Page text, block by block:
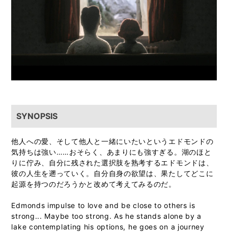
SYNOPSIS
他人への愛、そして他人と一緒にいたいというエドモンドの
気持ちは強い……おそらく、あまりにも強すぎる。湖のほと
りに佇み、自分に残された選択肢を熟考するエドモンドは、
彼の人生を遡っていく。自分自身の欲望は、果たしてどこに
起源を持つのだろうかと改めて考えてみるのだ。
Edmonds impulse to love and be close to others is
strong... Maybe too strong. As he stands alone by a
lake contemplating his options, he goes on a journey